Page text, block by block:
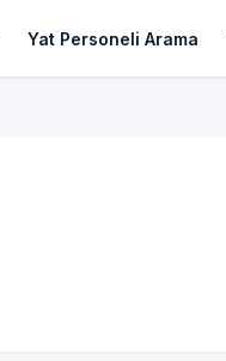
Yat Personeli Arama